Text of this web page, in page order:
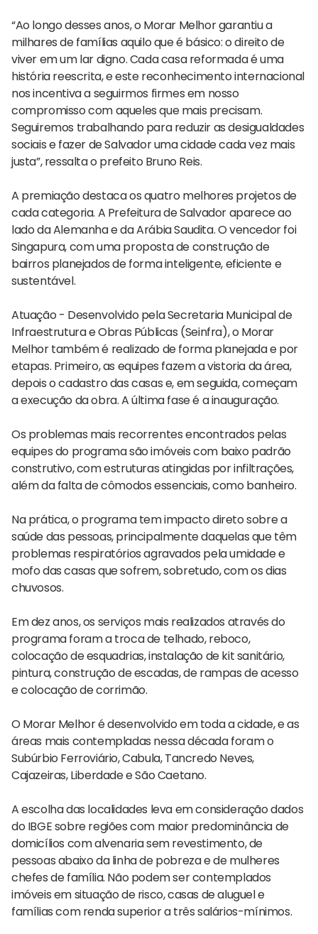
“Ao longo desses anos, o Morar Melhor garantiu a
milhares de famílias aquilo que é básico: o direito de
viver em um lar digno. Cada casa reformada é uma
história reescrita, e este reconhecimento internacional
nos incentiva a seguirmos firmes em nosso
compromisso com aqueles que mais precisam.
Seguiremos trabalhando para reduzir as desigualdades
sociais e fazer de Salvador uma cidade cada vez mais
justa”, ressalta o prefeito Bruno Reis.
A premiação destaca os quatro melhores projetos de
cada categoria. A Prefeitura de Salvador aparece ao
lado da Alemanha e da Arábia Saudita. O vencedor foi
Singapura, com uma proposta de construção de
bairros planejados de forma inteligente, eficiente e
sustentável.
Atuação - Desenvolvido pela Secretaria Municipal de
Infraestrutura e Obras Públicas (Seinfra), o Morar
Melhor também é realizado de forma planejada e por
etapas. Primeiro, as equipes fazem a vistoria da área,
depois o cadastro das casas e, em seguida, começam
a execução da obra. A última fase é a inauguração.
Os problemas mais recorrentes encontrados pelas
equipes do programa são imóveis com baixo padrão
construtivo, com estruturas atingidas por infiltrações,
além da falta de cômodos essenciais, como banheiro.
Na prática, o programa tem impacto direto sobre a
saúde das pessoas, principalmente daquelas que têm
problemas respiratórios agravados pela umidade e
mofo das casas que sofrem, sobretudo, com os dias
chuvosos.
Em dez anos, os serviços mais realizados através do
programa foram a troca de telhado, reboco,
colocação de esquadrias, instalação de kit sanitário,
pintura, construção de escadas, de rampas de acesso
e colocação de corrimão.
O Morar Melhor é desenvolvido em toda a cidade, e as
áreas mais contempladas nessa década foram o
Subúrbio Ferroviário, Cabula, Tancredo Neves,
Cajazeiras, Liberdade e São Caetano.
A escolha das localidades leva em consideração dados
do IBGE sobre regiões com maior predominância de
domicílios com alvenaria sem revestimento, de
pessoas abaixo da linha de pobreza e de mulheres
chefes de família. Não podem ser contemplados
imóveis em situação de risco, casas de aluguel e
famílias com renda superior a três salários-mínimos.